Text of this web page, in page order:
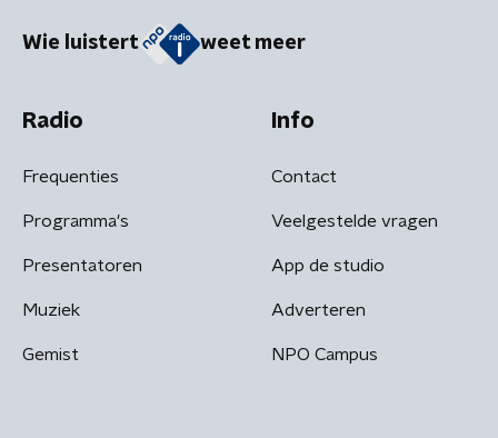
Wie luistert weet meer
Radio
Frequenties
Programma's
Presentatoren
Muziek
Gemist
Info
Contact
Veelgestelde vragen
App de studio
Adverteren
NPO Campus